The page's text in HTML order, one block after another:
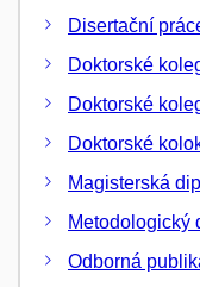
Disertační
Doktorské
Doktorské
Doktorské
Magisterská
Metodologický
Odborná